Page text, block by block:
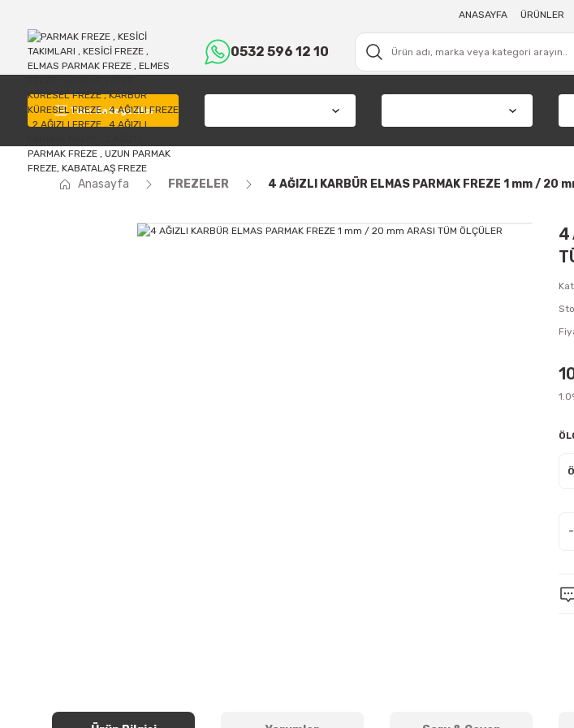
ANASAYFA ÜRÜNLER
0532 596 12 10
Tüm Kategoriler
Anasayfa FREZELER 4 AĞIZLI KARBÜR ELMAS PARMAK FREZE 1 mm / 20
4
-